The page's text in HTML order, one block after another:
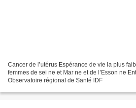
Cancer de l’utérus Espérance de vie la plus
femmes de sei ne et Mar ne et de l’Esson ne
Observatoire régional de Santé IDF